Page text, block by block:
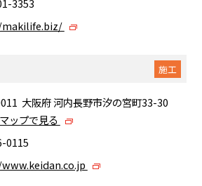
3353
施工
大阪府 河内長野市汐の宮町33-30
ップで見る
0115